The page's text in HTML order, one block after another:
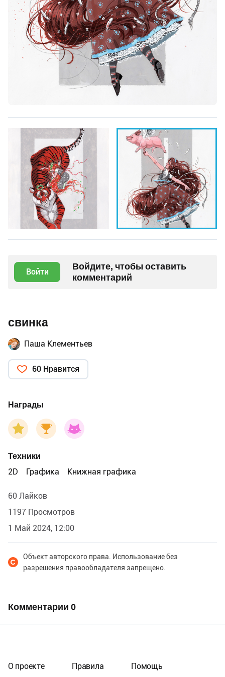
Войти
Войдите, чтобы оставить
комментарий
свинка
Паша Клементьев
60 Нравится
Награды
Техники
2D
Графика Книжная графика
60 Лайков
1197 Просмотров
1 Май 2024, 12:00
Объект авторского права. Использование без
разрешения правообладателя запрещено.
Комментарии 0
О проекте Правила Помощь